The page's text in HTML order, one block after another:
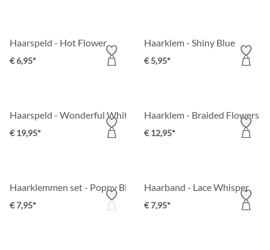
Haarspeld - Hot Flower
€ 6,95*
Haarklem - Shiny Blue
€ 5,95*
Haarspeld - Wonderful White
€ 19,95*
Haarklem - Braided Flowers
€ 12,95*
Haarklemmen set - Poppy Bloom
€ 7,95*
Haarband - Lace Whisper
€ 7,95*